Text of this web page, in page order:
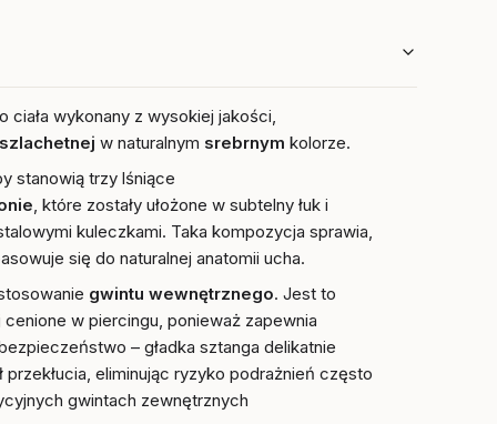
ciała wykonany z wysokiej jakości,
w naturalnym srebrnym kolorze.
stanowią trzy lśniące
, które zostały ułożone w subtelny łuk i
kuleczkami. Taka kompozycja sprawia,
się do naturalnej anatomii ucha.
gwintu wewnętrznego. Jest to
cenione w piercingu, ponieważ zapewnia
– gładka sztanga delikatnie
przekłucia, eliminując ryzyko podrażnień często
gwintach zewnętrznych